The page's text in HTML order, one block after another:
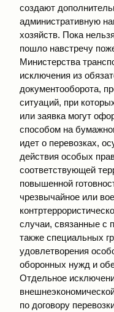
создают
административную
хозяйств. Пока
пошло навстречу
Министерства
исключения из
документооборота,
ситуаций, при
или заявка могут
способом на
идет о перевозках,
действия особых
соответствующей
повышенной
чрезвычайное или
случаи, связанные с
также специальных
удовлетворения
оборонных нужд и
Отдельное
по договору